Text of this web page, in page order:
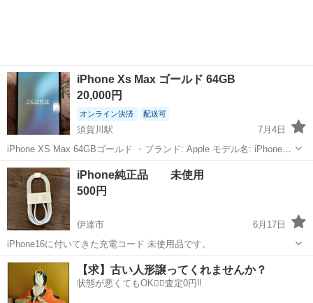
iPhone Xs Max ゴールド 64GB
20,000円
オンライン決済 配送可
須賀川駅
7月4日
iPhone XS Max 64GBゴールド ・ブランド: Apple モデル名: iPhone
XS Max ・色: ゴールド ・付属品: イヤホンと充電器ケーブルのみ。
・状態: 角にフィル...
福島 須賀川市 須賀川駅 その他 製造番号
iPhone純正品 未使用
500円
伊達市
6月17日
iPhone16に付いてきた充電コード 未使用品です。
福島 伊達市 その他 コード
【求】古い人形譲ってくれませんか？
状態が悪くてもOK🙆‍♀️査定0円‼️